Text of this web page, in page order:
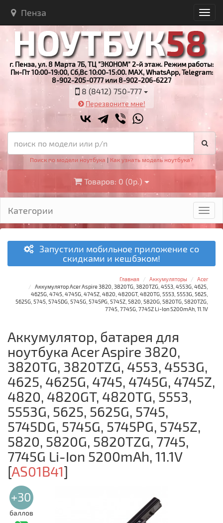
Пенза
г. Пенза, ул. 8 Марта 7Б, ТЦ "ЭКОНОМ" 2-й этаж. Режим работы:
Пн-Пт 10:00-19:00, Сб,Вс 10:00-15:00. MAX, WhatsApp, Telegram:
8-902-205-0777 или 8-902-206-6227
8 (8412) 750-777
Перезвоните мне!
Поиск по модели ноутбука | Как узнать модель ноутбука?
Товаров: 0 (0р.)
Категории
Запустили мобильное приложение со
скидками и кешбэком!
Главная Аккумуляторы
Acer
Аккумулятор Acer Aspire 3820, 3820TG, 3820TZG, 4553, 4553G, 4625,
4625G, 4745, 4745G, 4745Z, 4820, 4820GT, 4820TG, 5553, 5553G, 5625,
5625G, 5745, 5745DG, 5745G, 5745PG, 5745Z, 5820, 5820G, 5820TG, 5820TZG,
7745, 7745G, 7745Z Li-Ion 5200mAh, 11.1V
Аккумулятор, батарея для
ноутбука Acer Aspire 3820,
3820TG, 3820TZG, 4553, 4553G,
4625, 4625G, 4745, 4745G, 4745Z,
4820, 4820GT, 4820TG, 5553,
5553G, 5625, 5625G, 5745,
5745DG, 5745G, 5745PG, 5745Z,
5820, 5820G, 5820TZG, 7745,
7745G Li-Ion 5200mAh, 11.1V
[AS01B41]
+30
баллов